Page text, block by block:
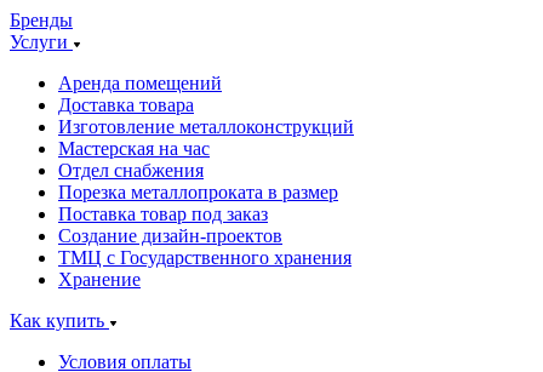
Бренды
Услуги
Аренда помещений
Доставка товара
Изготовление металлоконструкций
Мастерская на час
Отдел снабжения
Порезка металлопроката в размер
Поставка товар под заказ
Создание дизайн-проектов
ТМЦ с Государственного хранения
Хранение
Как купить
Условия оплаты